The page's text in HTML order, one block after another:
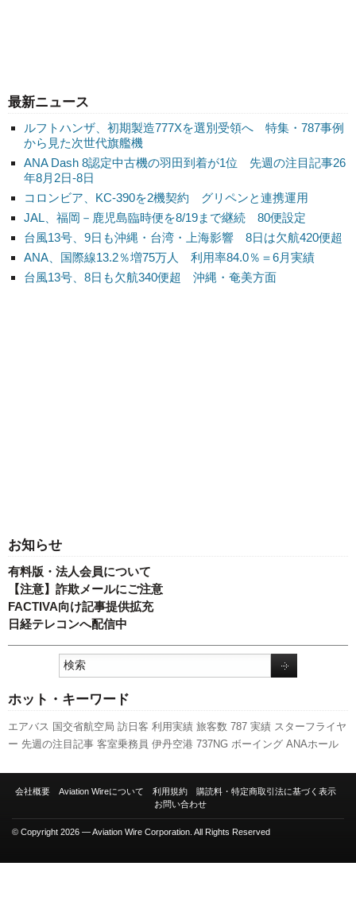
最新ニュース
ルフトハンザ、初期製造777Xを選別受領へ 特集・787事例
から見た次世代旗艦機
ANA Dash 8認定中古機の羽田到着が1位 先週の注目記事26
年8月2日-8日
コロンビア、KC-390を2機契約 グリペンと連携運用
JAL、福岡－鹿児島臨時便を8/19まで継続 80便設定
台風13号、9日も沖縄・台湾・上海影響 8日は欠航420便超
ANA、国際線13.2％増75万人 利用率84.0％＝6月実績
台風13号、8日も欠航340便超 沖縄・奄美方面
お知らせ
有料版・法人会員について
【注意】詐欺メールにご注意
FACTIVA向け記事提供拡充
日経テレコンへ配信中
ホット・キーワード
エアバス 国交省航空局 訪日客 利用実績 旅客数 787 実績 スターフライヤ
ー 先週の注目記事 客室乗務員 伊丹空港 737NG ボーイング ANAホール
A350 XWB
ピーチ・アビエーション 航空貨物 羽田空港 新千歳空港 新型
会社概要 Aviation Wireについて 利用規約
購読料・特定商取引法に基づく表示
お問い合わせ
© Copyright 2026 — Aviation Wire Corporation. All Rights Reserved